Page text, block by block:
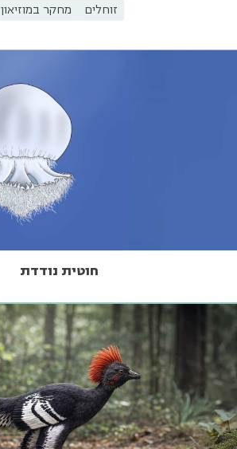
זוחלים מחקר במוזיאון
חוטית נודדת